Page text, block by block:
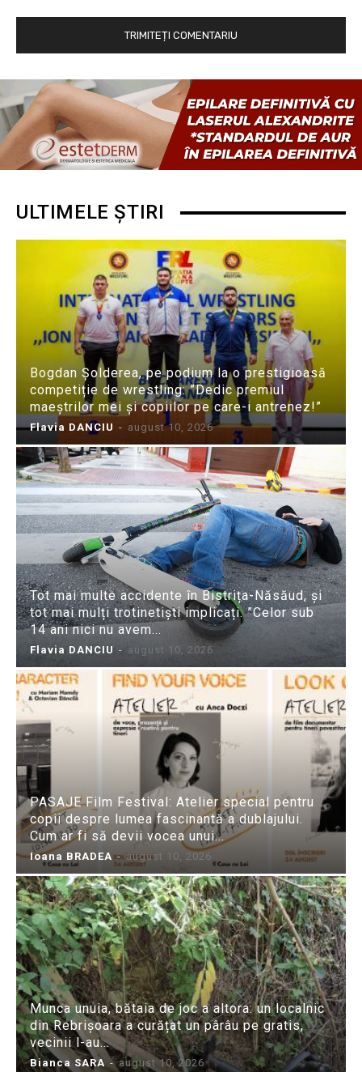
ULTIMELE ȘTIRI
Bogdan Șolderea, pe podium la o prestigioasă
competiție de wrestling: ”Dedic premiul
maeștrilor mei și copiilor pe care-i antrenez!”
Flavia DANCIU - august 10, 2026
Tot mai multe accidente în Bistrița-Năsăud, și
tot mai mulți trotinetiști implicați. ”Celor sub
14 ani nici nu avem...
Flavia DANCIU - august 10, 2026
PASAJE Film Festival: Atelier special pentru
copii despre lumea fascinantă a dublajului.
Cum ar fi să devii vocea unui...
Ioana BRADEA - august 10, 2026
Munca unuia, bătaia de joc a altora: un localnic
din Rebrișoara a curățat un pârâu pe gratis,
vecinii l-au...
Bianca SARA - august 10, 2026